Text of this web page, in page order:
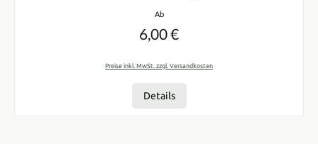
Regulärer Preis:
Ab
6,00 €
Preise inkl. MwSt. zzgl. Versandkosten
Details